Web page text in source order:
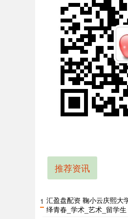
推荐资讯
1 汇盈盘配资 鞠小云庆熙大
绎青春_学术_艺术_留学生